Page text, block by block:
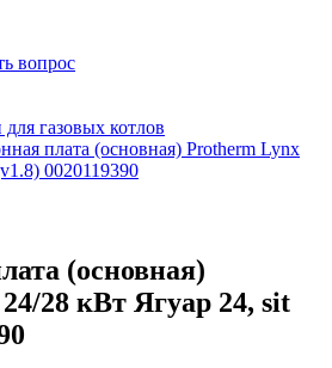
вопрос
для газовых котлов
плата (основная) Protherm Lynx
0020119390
(основная)
28 кВт Ягуар 24, sit